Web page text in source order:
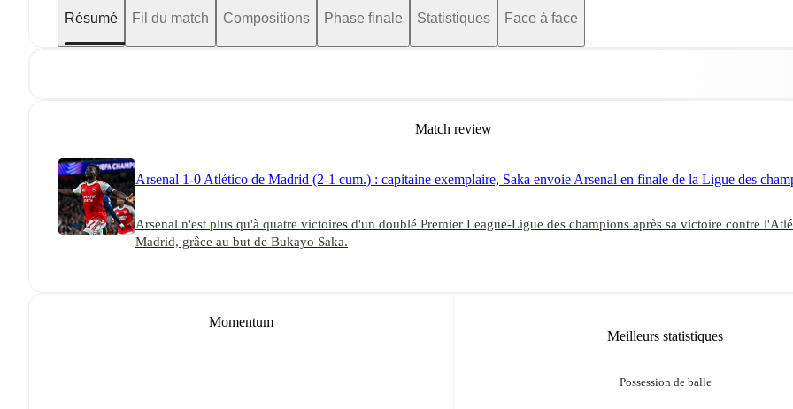
Résumé Fil du match Compositions Phase finale Statistiques Face à face
Match review
Arsenal 1-0 Atlético de Madrid (2-1 cum.) : capitaine exemplaire, Saka envoie Arsenal en finale de la Ligue des
Arsenal n'est plus qu'à quatre victoires d'un doublé Premier League-Ligue des champions après sa victoire contre
Madrid, grâce au but de Bukayo Saka.
Momentum
Meilleurs statistiques
Possession de balle